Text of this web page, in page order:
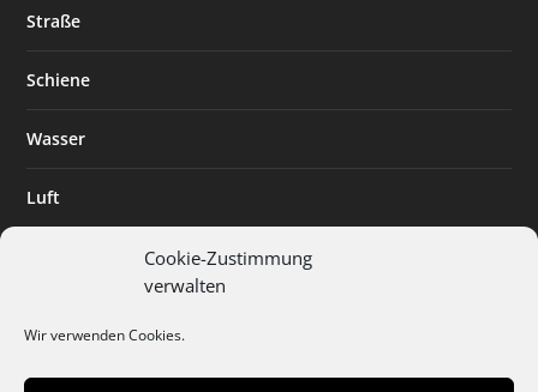
Cookie-Zustimmung
verwalten
Wir verwenden Cookies.
Straße
Schiene
Wasser
Luft
Digitalisierung